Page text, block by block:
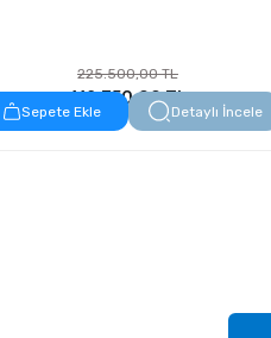
225.500,00 TL
112.750,00 TL
Sepete Ekle Detaylı İncele